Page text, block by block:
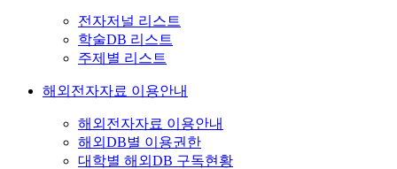
전자저널 리스트
학술DB 리스트
주제별 리스트
해외전자자료 이용안내
해외전자자료 이용안내
해외DB별 이용권한
대학별 해외DB 구독현황